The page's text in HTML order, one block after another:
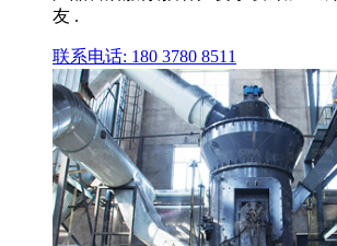
友 .
联系电话: 180 3780 8511